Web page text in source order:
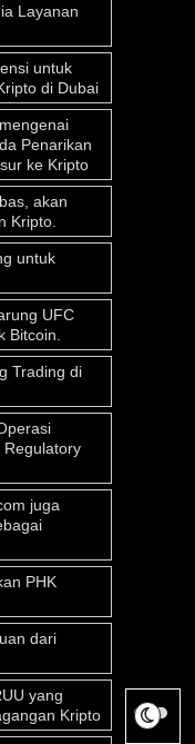
Layanan
untuk
di Dubai
Penarikan
ke Kripto
akan
Kripto.
untuk
UFC
Bitcoin.
Trading di
Regulatory
juga
PHK
dari
yang
Kripto